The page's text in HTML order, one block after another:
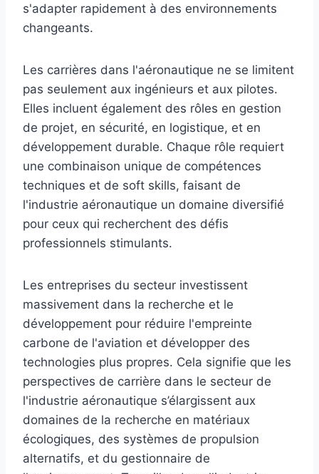
s'adapter rapidement à des environnements
changeants.
Les carrières dans l'aéronautique ne se limitent
pas seulement aux ingénieurs et aux pilotes.
Elles incluent également des rôles en gestion
de projet, en sécurité, en logistique, et en
développement durable. Chaque rôle requiert
une combinaison unique de compétences
techniques et de soft skills, faisant de
l'industrie aéronautique un domaine diversifié
pour ceux qui recherchent des défis
professionnels stimulants.
Les entreprises du secteur investissent
massivement dans la recherche et le
développement pour réduire l'empreinte
carbone de l'aviation et développer des
technologies plus propres. Cela signifie que les
perspectives de carrière dans le secteur de
l'industrie aéronautique s’élargissent aux
domaines de la recherche en matériaux
écologiques, des systèmes de propulsion
alternatifs, et du gestionnaire de